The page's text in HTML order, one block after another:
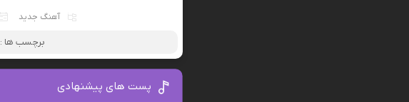
آهنگ جدید
برچسب ها :
پست های پیشنهادی